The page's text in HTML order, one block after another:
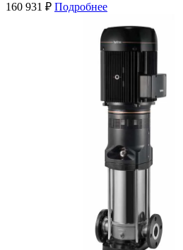
160 931 ₽ Подробнее